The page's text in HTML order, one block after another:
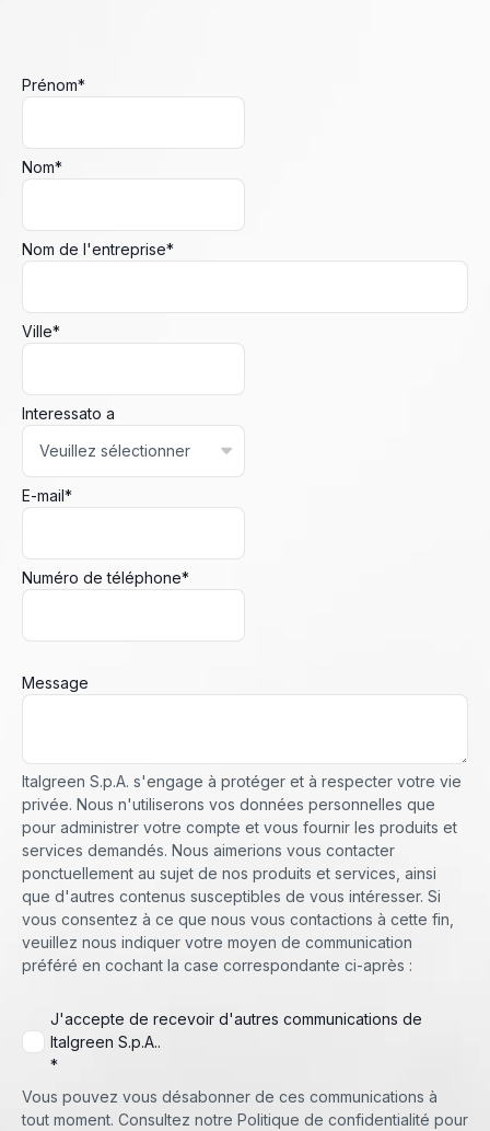
Prénom*
Nom*
Nom de l'entreprise*
Ville*
Interessato a
E-mail*
Numéro de téléphone*
Message
Italgreen S.p.A. s'engage à protéger et à respecter votre vie
privée. Nous n'utiliserons vos données personnelles que
pour administrer votre compte et vous fournir les produits et
services demandés. Nous aimerions vous contacter
ponctuellement au sujet de nos produits et services, ainsi
que d'autres contenus susceptibles de vous intéresser. Si
vous consentez à ce que nous vous contactions à cette fin,
veuillez nous indiquer votre moyen de communication
préféré en cochant la case correspondante ci-après :
J'accepte de recevoir d'autres communications de
Italgreen S.p.A..
*
Vous pouvez vous désabonner de ces communications à
tout moment. Consultez notre Politique de confidentialité pour